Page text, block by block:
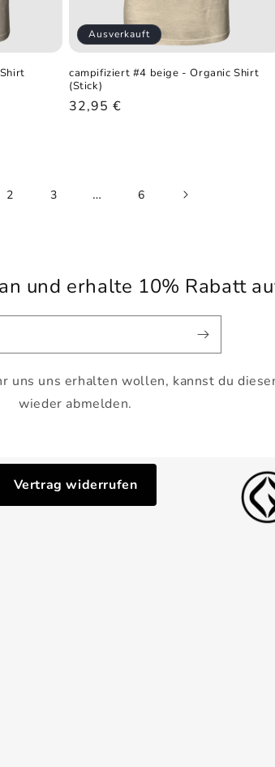
Ausverkauft
campifiziert #4 beige - Organic Shirt
(Stick)
Normaler
32,95 €
2 3 … 6
und erhalte 10% Rabatt
uns uns erhalten wollen, kannst du
wieder abmelden.
Vertrag widerrufen